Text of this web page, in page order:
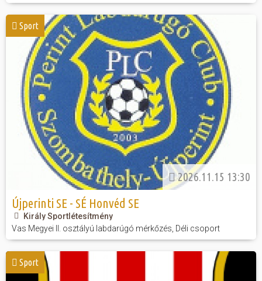
Sport
2026.11.15 13:30
Újperinti SE - SÉ Honvéd SE
Király Sportlétesítmény
Vas Megyei II. osztályú labdarúgó mérkőzés, Déli csoport
Sport